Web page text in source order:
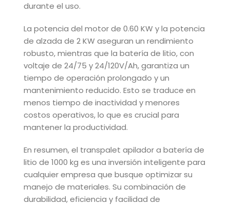
durante el uso.
La potencia del motor de 0.60 KW y la potencia
de alzada de 2 KW aseguran un rendimiento
robusto, mientras que la batería de litio, con
voltaje de 24/75 y 24/120V/Ah, garantiza un
tiempo de operación prolongado y un
mantenimiento reducido. Esto se traduce en
menos tiempo de inactividad y menores
costos operativos, lo que es crucial para
mantener la productividad.
En resumen, el transpalet apilador a batería de
litio de 1000 kg es una inversión inteligente para
cualquier empresa que busque optimizar su
manejo de materiales. Su combinación de
durabilidad, eficiencia y facilidad de